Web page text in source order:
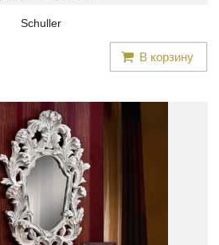
Schuller
В корзину